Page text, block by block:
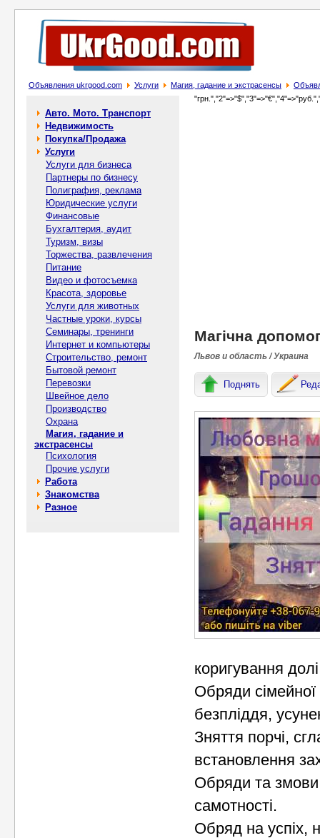
Объявления ukrgood.com Услуги Магия, гадание и экстрасенсы
Авто. Мото. Транспорт
Недвижимость
Покупка/Продажа
Услуги
Услуги для бизнеса
Партнеры по бизнесу
Полиграфия, реклама
Юридические услуги
Финансовые
Бухгалтерия, аудит
Туризм, визы
Торжества, развлечения
Питание
Видео и фотосъемка
Красота, здоровье
Услуги для животных
Частные уроки, курсы
Семинары, тренинги
Интернет и компьютеры
Строительство, ремонт
Бытовой ремонт
Перевозки
Швейное дело
Производство
Охрана
Магия, гадание и
экстрасенсы
Психология
Прочие услуги
Работа
Знакомства
Разное
Магічна
Львов и область / Украина
Поднять
коригування
Обряди сімейної
безпліддя,
Зняття порчі,
встановлення
Обряди та змови
самотності.
Обряд на успіх,